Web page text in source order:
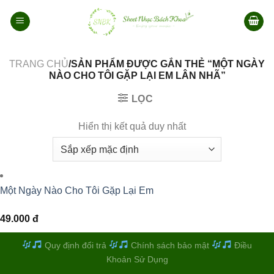
qua
TRANG CHỦ/SẢN PHẨM ĐƯỢC GẮN THẺ “MỘT NGÀY
NÀO CHO TÔI GẶP LẠI EM LÂN NHÃ”
LỌC
Hiển thị kết quả duy nhất
Một Ngày Nào Cho Tôi Gặp Lại Em
49.000 đ
Quy định đổi trả Chính sách bảo mật
Điều
Khoản Sử Dụng